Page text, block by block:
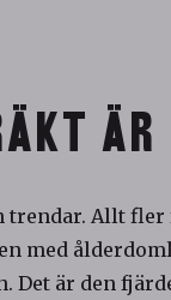
trendar. Allt fler
med
Det är den